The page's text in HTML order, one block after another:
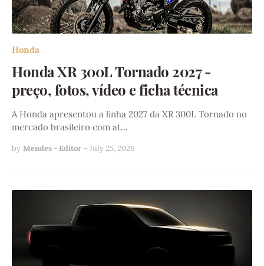
Honda
Honda XR 300L Tornado 2027 -
preço, fotos, vídeo e ficha técnica
A Honda apresentou a linha 2027 da XR 300L Tornado no
mercado brasileiro com at…
by Mendes - Editor - July 25, 2026